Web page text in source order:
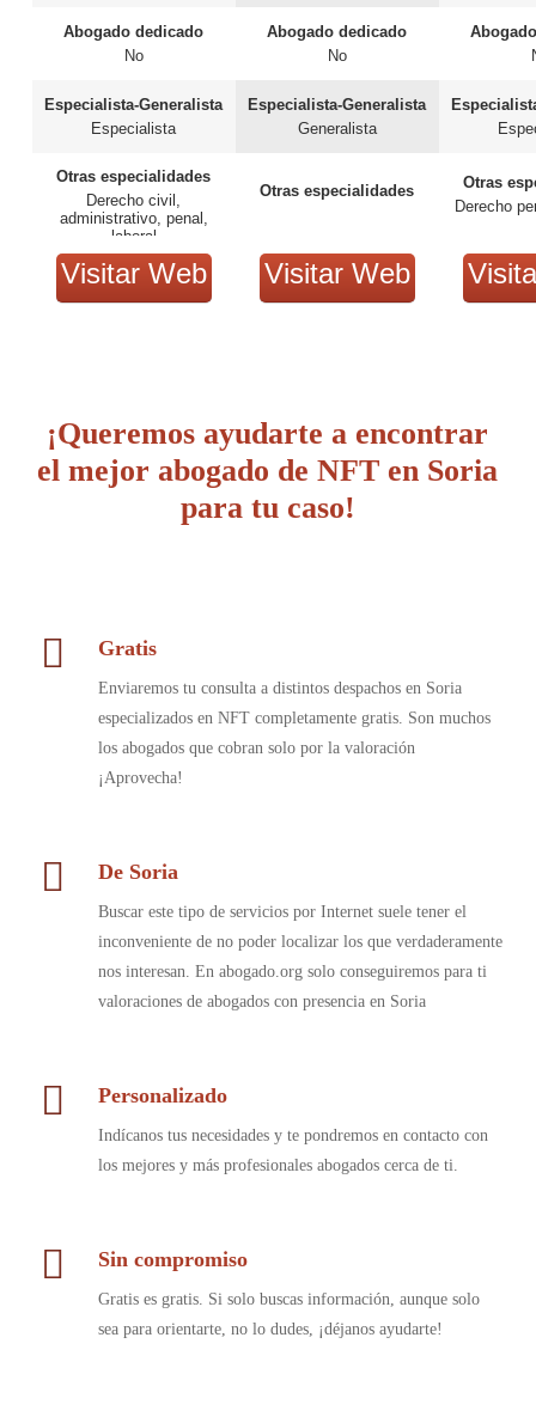
Abogado dedicado
No
Especialista-Generalista
Especialista
Otras especialidades
Derecho civil,
administrativo, penal,
laboral
Visitar Web
Abogado dedicado
No
Especialista-Generalista
Generalista
Otras especialidades
Visitar Web
Otras
Derecho
¡Queremos ayudarte a encontrar
el mejor abogado de NFT en Soria
para tu caso!
Gratis
Enviaremos tu consulta a distintos despachos en Soria
especializados en NFT completamente gratis. Son muchos
los abogados que cobran solo por la valoración
¡Aprovecha!
De Soria
Buscar este tipo de servicios por Internet suele tener el
inconveniente de no poder localizar los que verdaderamente
nos interesan. En abogado.org solo conseguiremos para ti
valoraciones de abogados con presencia en Soria
Personalizado
Indícanos tus necesidades y te pondremos en contacto con
los mejores y más profesionales abogados cerca de ti.
Sin compromiso
Gratis es gratis. Si solo buscas información, aunque solo
sea para orientarte, no lo dudes, ¡déjanos ayudarte!